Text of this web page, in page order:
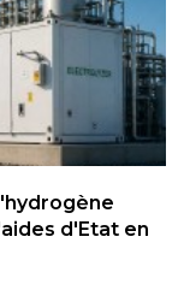
d'Etat en